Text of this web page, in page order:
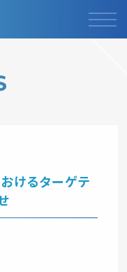
けるターゲテ